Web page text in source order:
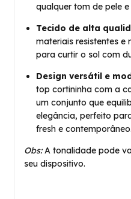
qualquer tom de pele
Tecido de alta
materiais resistentes e
para curtir o sol com
Design versátil e
top cortininha com a
um conjunto que
elegância, perfeito
fresh e contemporâneo.
Obs:A tonalidade pode
seu dispositivo.